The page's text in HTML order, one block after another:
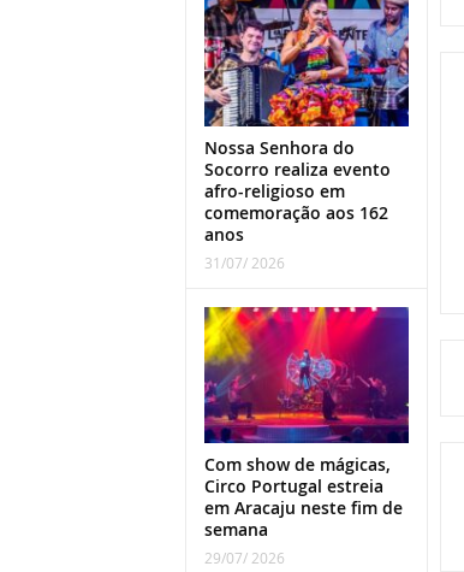
Nossa Senhora do
Socorro realiza evento
afro-religioso em
comemoração aos 162
anos
31/07/ 2026
Com show de mágicas,
Circo Portugal estreia
em Aracaju neste fim de
semana
29/07/ 2026